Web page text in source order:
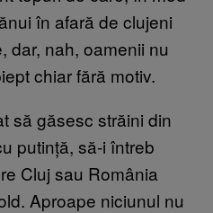
în afară de clujeni
dar, nah, oamenii nu
chiar fără motiv.
să găsesc străini din
putință, să-i întreb
Cluj sau România
Aproape niciunul nu